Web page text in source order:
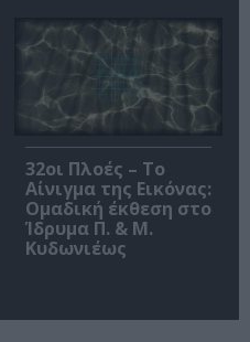
32οι Πλοές – Το
Αίνιγμα της Εικόνας:
Ομαδική έκθεση στο
Ίδρυμα Π. & Μ.
Κυδωνιέως